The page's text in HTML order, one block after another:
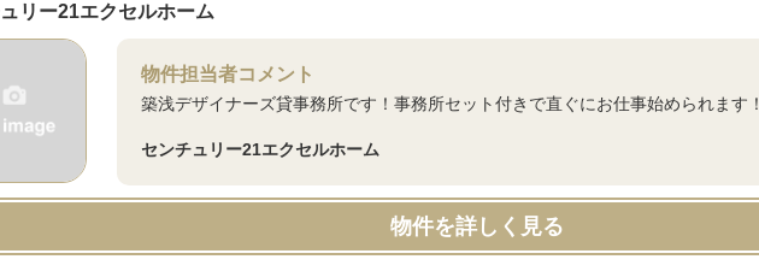
リー21エクセルホーム
物件担当者コメント
築浅デザイナーズ貸事務所です！事務所セット付きで直ぐにお仕事始められます！
センチュリー21エクセルホーム
物件を詳しく見る